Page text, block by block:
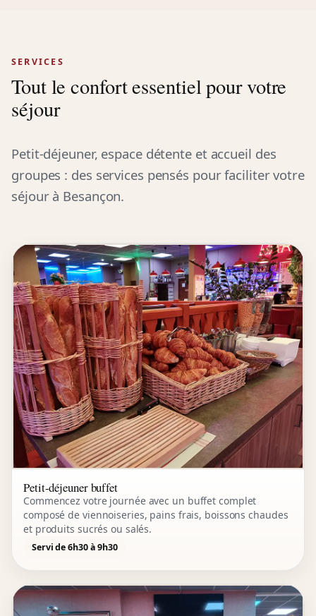
SERVICES
Tout le confort essentiel pour votre
séjour
Petit-déjeuner, espace détente et accueil des
groupes : des services pensés pour faciliter votre
séjour à Besançon.
Petit-déjeuner buffet
Commencez votre journée avec un buffet complet
composé de viennoiseries, pains frais, boissons chaudes
et produits sucrés ou salés.
Servi de 6h30 à 9h30